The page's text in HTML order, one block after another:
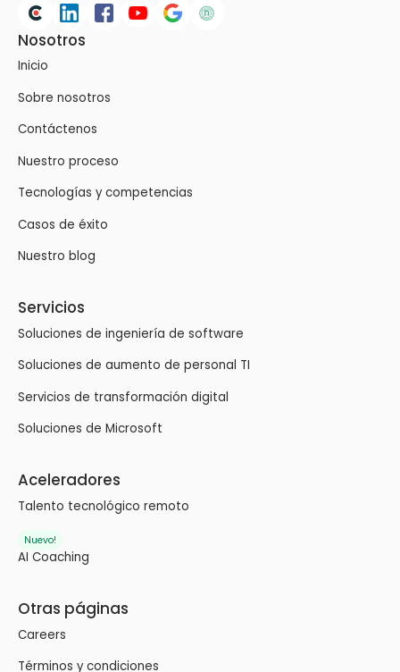
Nosotros
Inicio
Sobre nosotros
Contáctenos
Nuestro proceso
Tecnologías y competencias
Casos de éxito
Nuestro blog
Servicios
Soluciones de ingeniería de software
Soluciones de aumento de personal TI
Servicios de transformación digital
Soluciones de Microsoft
Aceleradores
Talento tecnológico remoto
Nuevo!
AI Coaching
Otras páginas
Careers
Términos y condiciones